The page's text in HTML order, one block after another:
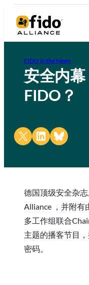
FIDO in the News
安全内
FIDO？
Share on X Share on LinkedIn
Share on Bluesky
德国顶级安全杂
Alliance ，并附有
多工作组联合
主题的播客节目
密码。